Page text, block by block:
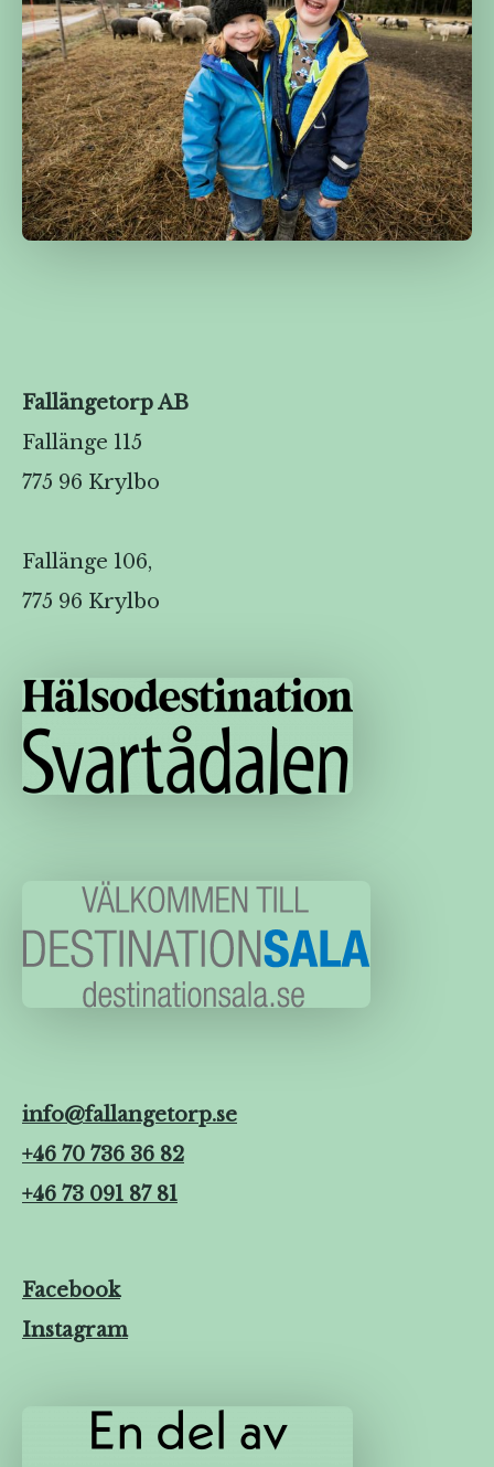
Fallängetorp AB
Fallänge 115
775 96 Krylbo
Fallänge 106,
775 96 Krylbo
info@fallangetorp.se
+46 70 736 36 82
+46 73 091 87 81
Facebook
Instagram